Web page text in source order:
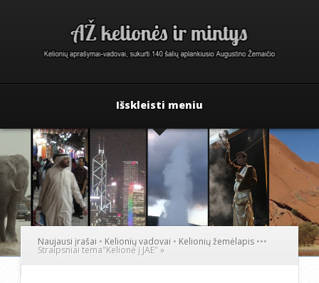
Išskleisti meniu
Naujausi įrašai • Kelionių vadovai • Kelionių žemėlapis •••
Straipsniai tema"Kelionė į JAE" »